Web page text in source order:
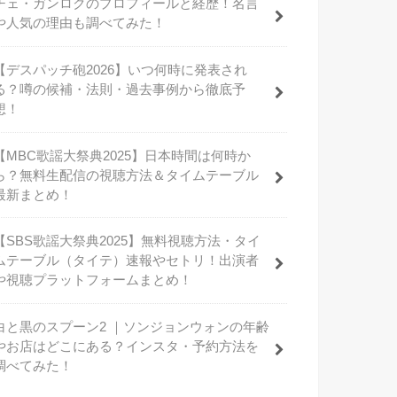
ェ・ガンロクのプロフィールと経歴！名言
人気の理由も調べてみた！
デスパッチ砲2026】いつ何時に発表され
？噂の候補・法則・過去事例から徹底予
！
MBC歌謡大祭典2025】日本時間は何時か
？無料生配信の視聴方法＆タイムテーブル
新まとめ！
SBS歌謡大祭典2025】無料視聴方法・タイ
テーブル（タイテ）速報やセトリ！出演者
視聴プラットフォームまとめ！
と黒のスプーン2 ｜ソンジョンウォンの年齢
お店はどこにある？インスタ・予約方法を
べてみた！